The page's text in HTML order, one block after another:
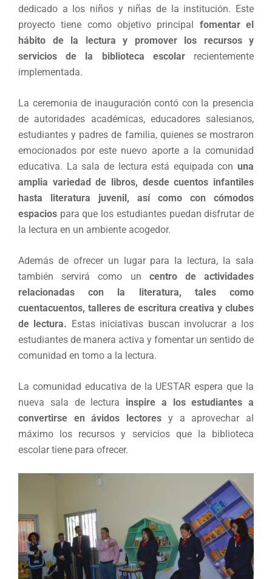
dedicado a los niños y niñas de la institución. Este
proyecto tiene como objetivo principal fomentar el
hábito de la lectura y promover los recursos y
servicios de la biblioteca escolarrecientemente
implementada.
La ceremonia de inauguración contó con la presencia
de autoridades académicas, educadores salesianos,
estudiantes y padres de familia, quienes se mostraron
emocionados por este nuevo aporte a la comunidad
educativa. La sala de lectura está equipada con una
amplia variedad de libros, desde cuentos infantiles
hasta literatura juvenil, así como con cómodos
espacios para que los estudiantes puedan disfrutar de
la lectura en un ambiente acogedor.
Además de ofrecer un lugar para la lectura, la sala
también servirá como un centro de actividades
relacionadas con la literatura, tales como
cuentacuentos, talleres de escritura creativa y clubes
de lectura. Estas iniciativas buscan involucrar a los
estudiantes de manera activa y fomentar un sentido de
comunidad en torno a la lectura.
La comunidad educativa de la UESTAR espera que la
nueva sala de lectura inspire a los estudiantes a
convertirse en ávidos lectores y a aprovechar al
máximo los recursos y servicios que la biblioteca
escolar tiene para ofrecer.